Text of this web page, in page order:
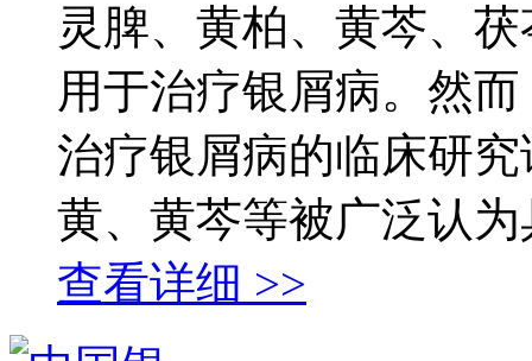
灵脾、黄柏、黄芩、
用于治疗银屑病。然
治疗银屑病的临床研
黄、黄芩等被广泛认
查看详细 >>